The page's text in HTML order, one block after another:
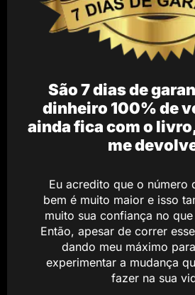
São 7 dias de
dinheiro 100% de
ainda fica com o
me
Eu acredito que o número
bem é muito maior e isso
muito sua confiança no
Então, apesar de correr
dando meu máximo
experimentar a mudança
fazer na sua